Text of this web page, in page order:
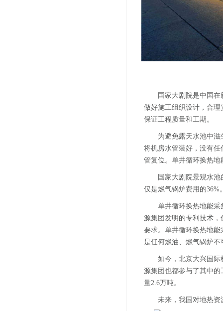
国家大剧院是中国
做好施工组织设计，合
保证工程质量和工期。
为避免露天水池中
将机房水管装好，没有
管复位。单井循环换热
国家大剧院景观水
仅是燃气锅炉费用的36%
单井循环换热地能
源集团发明的专利技术
要求。单井循环换热地
是任何燃油、燃气锅炉不
如今，北京大兴国
源集团也都参与了其中
量2.6万吨。
未来，我国对地热